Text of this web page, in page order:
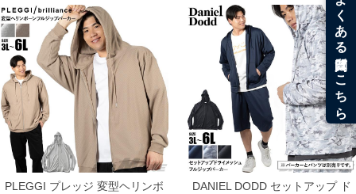
PLEGGI プレッジ 変型ヘリンボ
DANIEL DODD セットアップ ド